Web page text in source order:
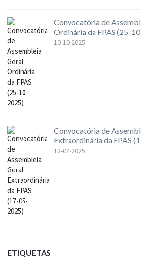
Convocatória de
Ordinária da FPAS (25-
10-10-2025
Convocatória de
Extraordinária da FPAS
12-04-2025
ETIQUETAS